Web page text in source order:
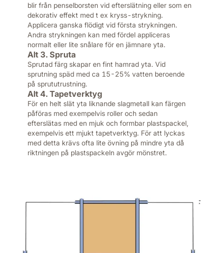
blir från penselborsten vid efterslätning eller som en
dekorativ effekt med t ex kryss-strykning.
Applicera ganska flödigt vid första strykningen.
Andra strykningen kan med fördel appliceras
normalt eller lite snålare för en jämnare yta.
Alt 3. Spruta
Sprutad färg skapar en fint hamrad yta. Vid
sprutning späd med ca 15-25% vatten beroende
på sprututrustning.
Alt 4. Tapetverktyg
För en helt slät yta liknande slagmetall kan färgen
påföras med exempelvis roller och sedan
efterslätas med en mjuk och formbar plastspackel,
exempelvis ett mjukt tapetverktyg. För att lyckas
med detta krävs ofta lite övning på mindre yta då
riktningen på plastspackeln avgör mönstret.